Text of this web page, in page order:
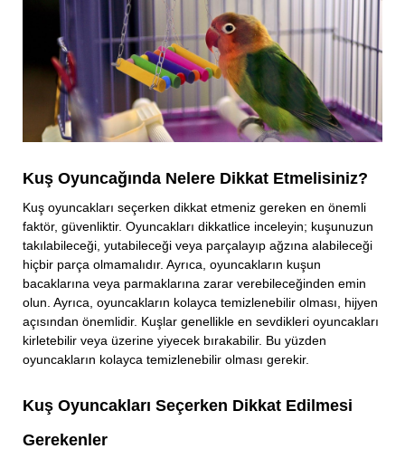
Kuş Oyuncağında Nelere Dikkat Etmelisiniz?
Kuş oyuncakları seçerken dikkat etmeniz gereken en önemli
faktör, güvenliktir. Oyuncakları dikkatlice inceleyin; kuşunuzun
takılabileceği, yutabileceği veya parçalayıp ağzına alabileceği
hiçbir parça olmamalıdır. Ayrıca, oyuncakların kuşun
bacaklarına veya parmaklarına zarar verebileceğinden emin
olun. Ayrıca, oyuncakların kolayca temizlenebilir olması, hijyen
açısından önemlidir. Kuşlar genellikle en sevdikleri oyuncakları
kirletebilir veya üzerine yiyecek bırakabilir. Bu yüzden
oyuncakların kolayca temizlenebilir olması gerekir.
Kuş Oyuncakları Seçerken Dikkat Edilmesi
Gerekenler